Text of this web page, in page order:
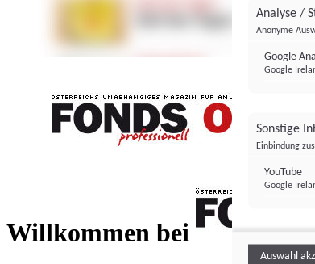
Willkommen bei
FONDS
Analyse /
Anonyme
Google
Google
Sonstige
Einbindung
YouTube
Google
Auswahl